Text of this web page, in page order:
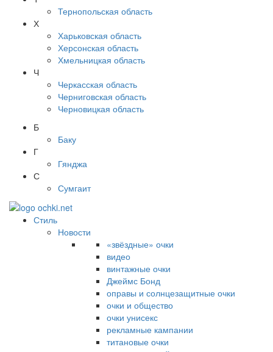
Тернопольская область
Х
Харьковская область
Херсонская область
Хмельницкая область
Ч
Черкасская область
Черниговская область
Черновицкая область
Б
Баку
Г
Гянджа
С
Сумгаит
Стиль
Новости
«звёздные» очки
видео
винтажные очки
Джеймс Бонд
оправы и солнцезащитные очки
очки и общество
очки унисекс
рекламные кампании
титановые очки